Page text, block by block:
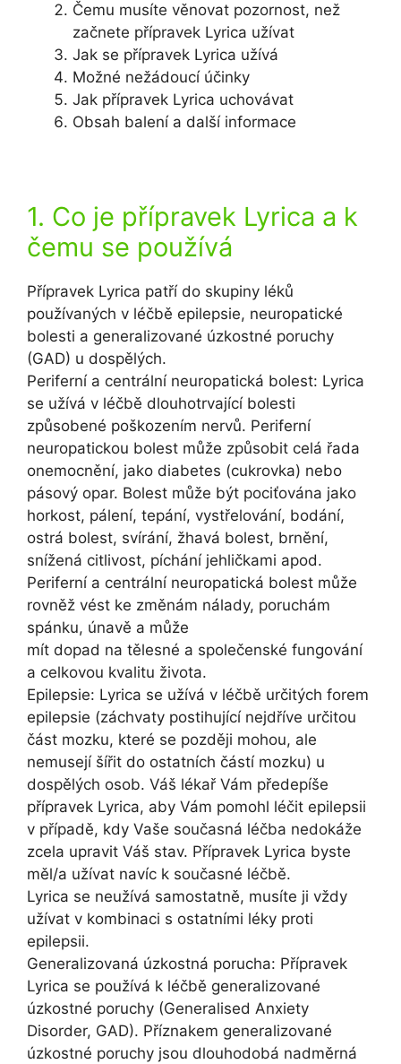
Čemu musíte věnovat pozornost, než
začnete přípravek Lyrica užívat
Jak se přípravek Lyrica užívá
Možné nežádoucí účinky
Jak přípravek Lyrica uchovávat
Obsah balení a další informace
1. Co je přípravek Lyrica a k
čemu se používá
Přípravek Lyrica patří do skupiny léků
používaných v léčbě epilepsie, neuropatické
bolesti a generalizované úzkostné poruchy
(GAD) u dospělých.
Periferní a centrální neuropatická bolest: Lyrica
se užívá v léčbě dlouhotrvající bolesti
způsobené poškozením nervů. Periferní
neuropatickou bolest může způsobit celá řada
onemocnění, jako diabetes (cukrovka) nebo
pásový opar. Bolest může být pociťována jako
horkost, pálení, tepání, vystřelování, bodání,
ostrá bolest, svírání, žhavá bolest, brnění,
snížená citlivost, píchání jehličkami apod.
Periferní a centrální neuropatická bolest může
rovněž vést ke změnám nálady, poruchám
spánku, únavě a může
mít dopad na tělesné a společenské fungování
a celkovou kvalitu života.
Epilepsie: Lyrica se užívá v léčbě určitých forem
epilepsie (záchvaty postihující nejdříve určitou
část mozku, které se později mohou, ale
nemusejí šířit do ostatních částí mozku) u
dospělých osob. Váš lékař Vám předepíše
přípravek Lyrica, aby Vám pomohl léčit epilepsii
v případě, kdy Vaše současná léčba nedokáže
zcela upravit Váš stav. Přípravek Lyrica byste
měl/a užívat navíc k současné léčbě.
Lyrica se neužívá samostatně, musíte ji vždy
užívat v kombinaci s ostatními léky proti
epilepsii.
Generalizovaná úzkostná porucha: Přípravek
Lyrica se používá k léčbě generalizované
úzkostné poruchy (Generalised Anxiety
Disorder, GAD). Příznakem generalizované
úzkostné poruchy jsou dlouhodobá nadměrná